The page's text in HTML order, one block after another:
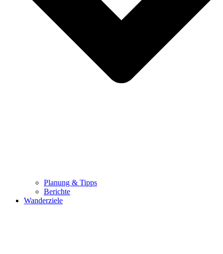
Planung & Tipps
Berichte
Wanderziele